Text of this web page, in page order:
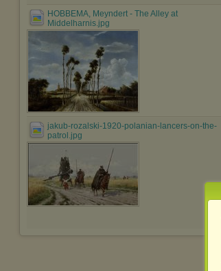
HOBBEMA, Meyndert - The Alley at
Middelharnis.jpg
jakub-rozalski-1920-polanian-lancers-on-the-
patrol.jpg